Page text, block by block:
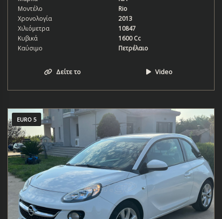
Μοντέλο
Rio
Χρονολογία
2013
Χιλιόμετρα
10847
Κυβικά
1600 Cc
Καύσιμο
Πετρέλαιο
Δείτε το Video
EURO 5